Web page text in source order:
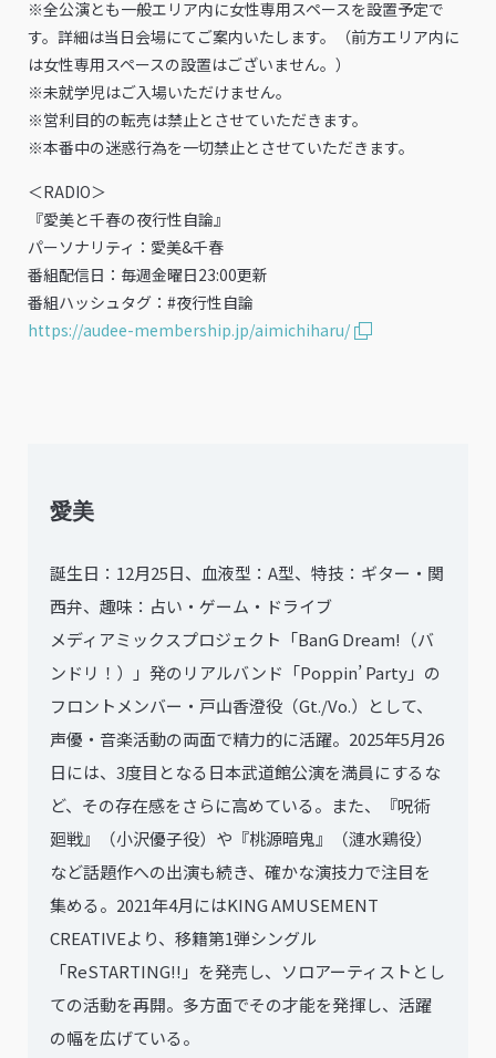
※全公演とも一般エリア内に女性専用スペースを設置予定で
す。詳細は当日会場にてご案内いたします。（前方エリア内に
は女性専用スペースの設置はございません。）
※未就学児はご入場いただけません。
※営利目的の転売は禁止とさせていただきます。
※本番中の迷惑行為を一切禁止とさせていただきます。
＜RADIO＞
『愛美と千春の夜行性自論』
パーソナリティ：愛美&千春
番組配信日：毎週金曜日23:00更新
番組ハッシュタグ：#夜行性自論
https://audee-membership.jp/aimichiharu/
愛美
誕生日：12月25日、血液型：A型、特技：ギター・関
西弁、趣味：占い・ゲーム・ドライブ
メディアミックスプロジェクト「BanG Dream!（バ
ンドリ！）」発のリアルバンド「Poppin’ Party」の
フロントメンバー・戸山香澄役（Gt./Vo.）として、
声優・音楽活動の両面で精力的に活躍。2025年5月26
日には、3度目となる日本武道館公演を満員にするな
ど、その存在感をさらに高めている。また、『呪術
廻戦』（小沢優子役）や『桃源暗鬼』（漣水鶏役）
など話題作への出演も続き、確かな演技力で注目を
集める。2021年4月にはKING AMUSEMENT
CREATIVEより、移籍第1弾シングル
「ReSTARTING!!」を発売し、ソロアーティストとし
ての活動を再開。多方面でその才能を発揮し、活躍
の幅を広げている。